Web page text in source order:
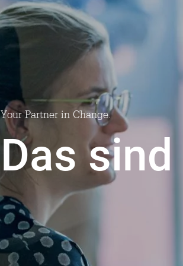
Your Partner in Change.
Das